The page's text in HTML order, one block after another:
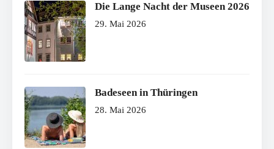
Die Lange Nacht der Museen 2026
29. Mai 2026
Badeseen in Thüringen
28. Mai 2026